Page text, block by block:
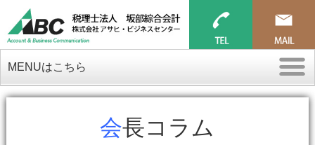
MENUはこちら
会長コラム